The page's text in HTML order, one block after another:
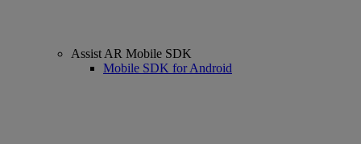
Assist AR Mobile SDK
Mobile SDK for Android